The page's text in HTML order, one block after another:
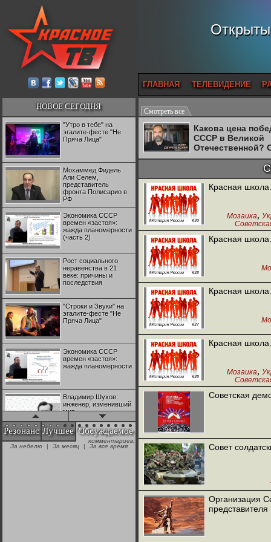
ГЛАВНАЯ ТЕЛЕВИДЕНИЕ
НОВОЕ СЕГОДНЯ
"Утро в тебе" на
эгалите-фесте "Не
Пряча Лица"
Мохаммед Фидель
Али Селем,
представитель
фронта Полисарио в
РФ
Экономика СССР
времен «застоя»:
жажда планомерности
(часть 2)
Рост социального
неравенства в 21
веке: причины и
последствия
"Строки и Звуки" на
эгалите-фесте "Не
Пряча Лица"
Экономика СССР
времен «застоя»:
жажда планомерности
Владимир Шухов:
инженер, изменивший
мир
"Аркадий Коц" на
эгалите-фесте "Не
Резонанс Лучшее Обсуждаемое
комментариев:
За неделю
| За месяц | За все время
Смотреть все
Какова цена
СССР в Великой
Отечественной?
Двуреченский о
Красная
Мозаика,
Красная
Красная
Красная
Мозаика,
Советская
Совет
Организация
представителя